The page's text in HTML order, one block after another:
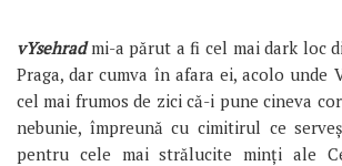
vYsehradmi-a părut a fi cel mai dark loc
Praga, dar cumva în afara ei, acolo unde
cel mai frumos de zici că-i pune cineva
nebunie, împreună cu cimitirul ce
pentru cele mai strălucite minți ale